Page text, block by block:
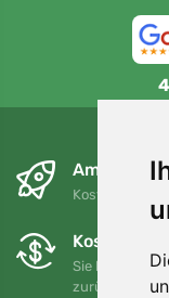
Am
Kostenloser
Sie können
zurückgeben